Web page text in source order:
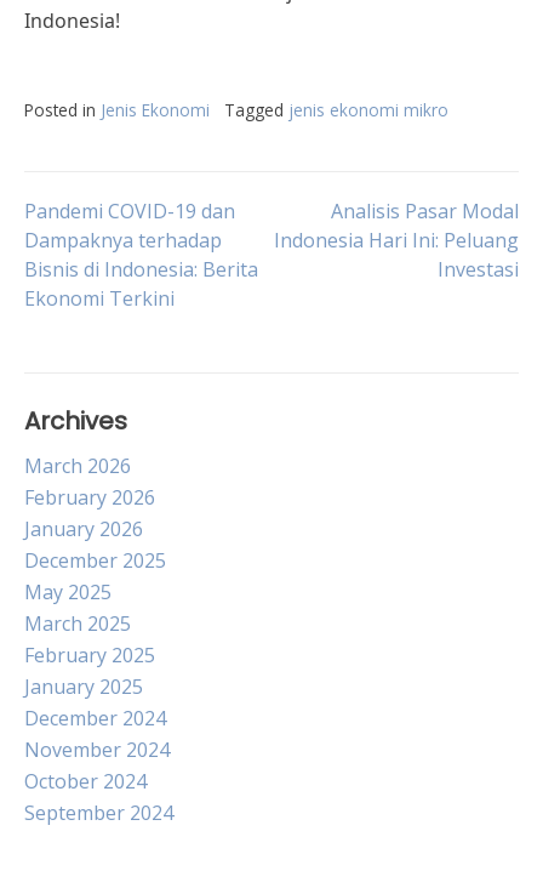
Indonesia!
Posted in Jenis Ekonomi Tagged jenis ekonomi mikro
Post
navigation
Pandemi COVID-19 dan
Dampaknya terhadap
Bisnis di Indonesia: Berita
Ekonomi Terkini
Analisis Pasar Modal
Indonesia Hari Ini: Peluang
Investasi
Archives
March 2026
February 2026
January 2026
December 2025
May 2025
March 2025
February 2025
January 2025
December 2024
November 2024
October 2024
September 2024